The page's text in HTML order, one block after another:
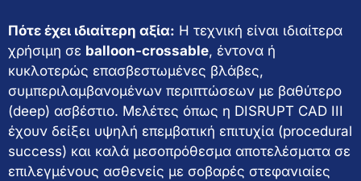
Πότε έχει ιδιαίτερη αξία: Η τεχνική είναι ιδιαίτερα
χρήσιμη σε balloon-crossable, έντονα ή
κυκλοτερώς επασβεστωμένες βλάβες,
συμπεριλαμβανομένων περιπτώσεων με βαθύτερο
(deep) ασβέστιο. Μελέτες όπως η DISRUPT CAD III
έχουν δείξει υψηλή επεμβατική επιτυχία (procedural
success) και καλά μεσοπρόθεσμα αποτελέσματα σε
επιλεγμένους ασθενείς με σοβαρές στεφανιαίες